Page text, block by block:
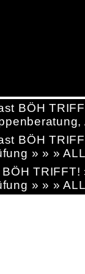
BÖH
BÖH
» » »
TRIFFT!
» » »